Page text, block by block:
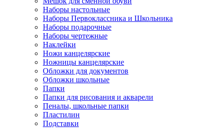
Наборы настольные
Наборы Первоклассника и Школьника
Наборы подарочные
Наборы чертежные
Наклейки
Ножи канцелярские
Ножницы канцелярские
Обложки для документов
Обложки школьные
Папки
Папки для рисования и акварели
Пеналы, школьные папки
Пластилин
Подставки